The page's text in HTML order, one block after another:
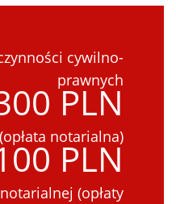
cywilno-
prawnych
PLN
notarialna)
PLN
(opłaty